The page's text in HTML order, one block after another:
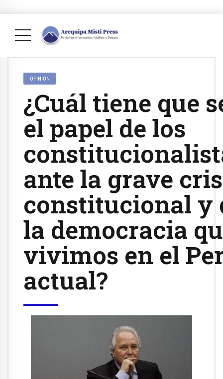
OPINIÓN
¿Cuál tiene que
el papel de los
ante la grave
constitucional y
la democracia
vivimos en el
actual?